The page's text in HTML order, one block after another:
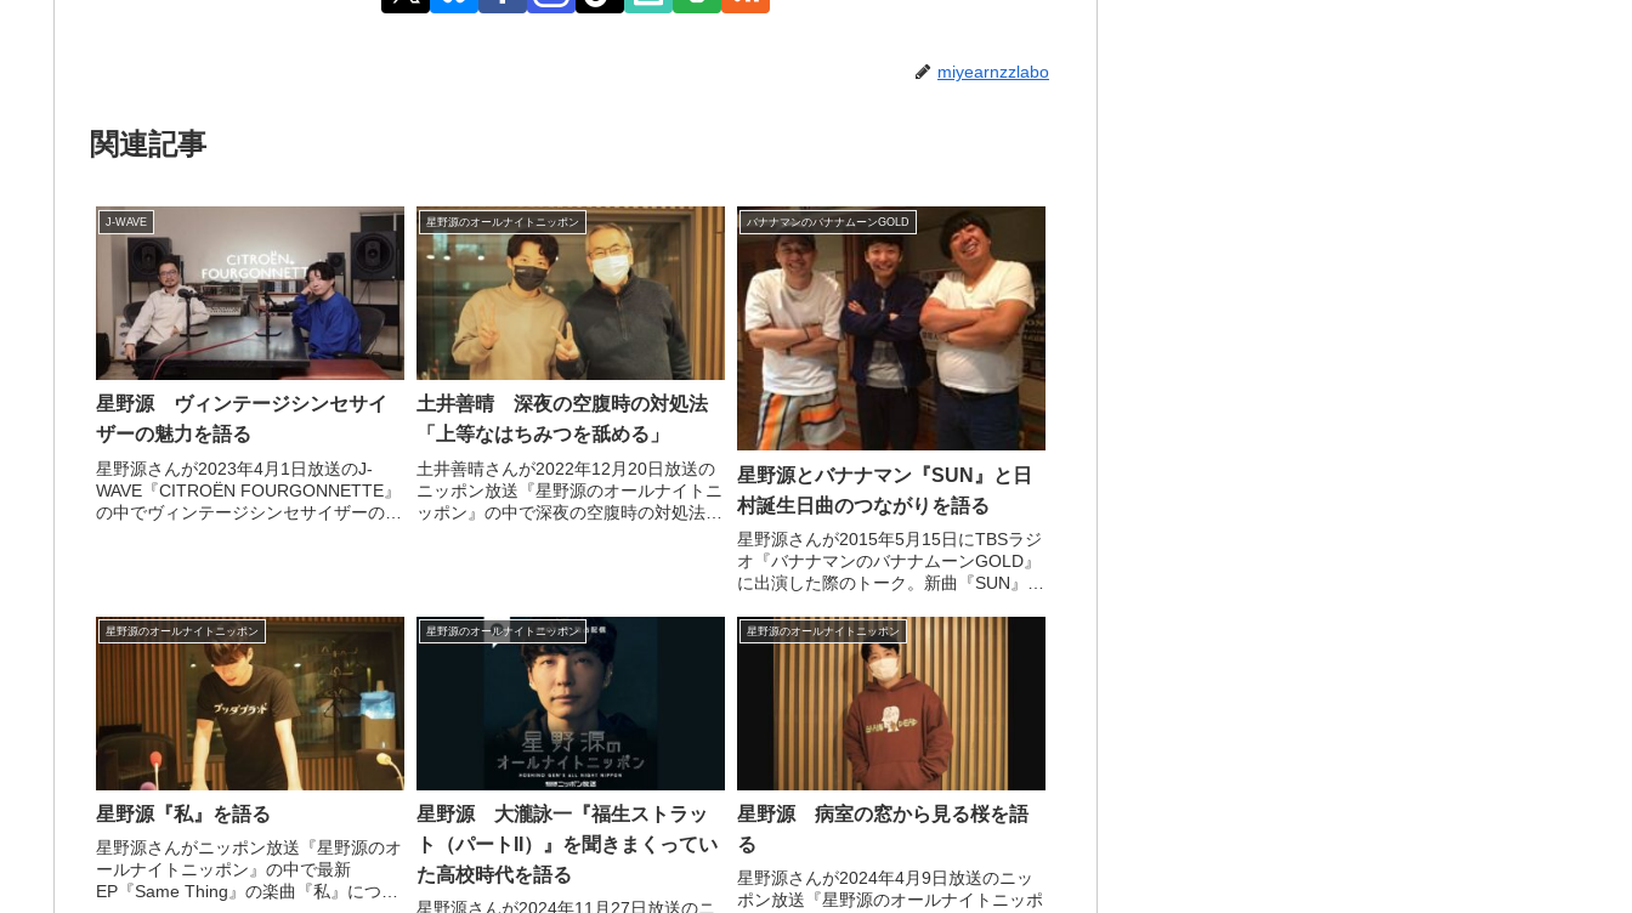
miyearnzzlabo
関連記事
J-WAVE
星野源 ヴィンテージシンセサイ
ザーの魅力を語る
星野源さんが2023年4月1日放送のJ-
WAVE『CITROËN FOURGONNETTE』
の中でヴィンテージシンセサイザーの魅
星野源のオールナイトニッポン
土井善晴 深夜の空腹時の対処法
「上等なはちみつを舐める」
土井善晴さんが2022年12月20日放送の
ニッポン放送『星野源のオールナイトニ
ッポン』の中で深夜の空腹時の対処法に
バナナマンのバナナムーンGOLD
星野源とバナナマン『SUN』と日
村誕生日曲のつながりを語る
星野源さんが2015年5月15日にTBSラジ
オ『バナナマンのバナナムーンGOLD』
に出演した際のトーク。新曲『SUN』が
を入れている件について話していまし
た。（設楽統）で、そんな源くんなんだ
けれども。あ...
星野源のオールナイトニッポン
星野源『私』を語る
星野源さんがニッポン放送『星野源のオ
ールナイトニッポン』の中で最新
EP『Same Thing』の楽曲『私』につい
星野源のオールナイトニッポン
星野源 大瀧詠一『福生ストラッ
ト（パートII）』を聞きまくってい
た高校時代を語る
星野源さんが2024年11月27日放送のニ
星野源のオールナイトニッポン
星野源 病室の窓から見る桜を語
る
星野源さんが2024年4月9日放送のニッ
ポン放送『星野源のオールナイトニッポ